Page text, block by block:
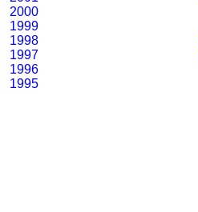
2000
1999
1998
1997
1996
1995